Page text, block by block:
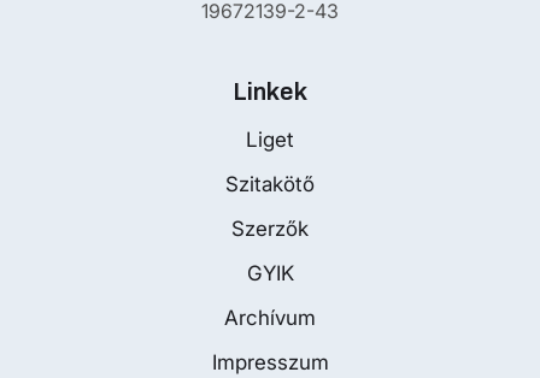
19672139-2-43
Linkek
Liget
Szitakötő
Szerzők
GYIK
Archívum
Impresszum